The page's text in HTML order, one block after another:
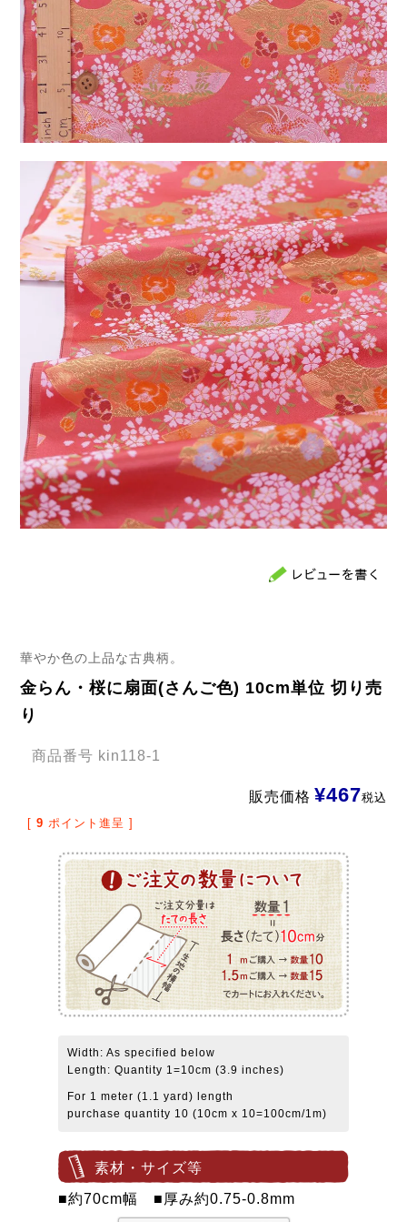
華やか色の上品な古典柄。
金らん・桜に扇面(さんご色) 10cm単位 切り売
り
商品番号 kin118-1
販売価格 ¥467税込
[ 9 ポイント進呈 ]
Width: As specified below
Length: Quantity 1=10cm (3.9 inches)
For 1 meter (1.1 yard) length
purchase quantity 10 (10cm x 10=100cm/1m)
素材・サイズ等
■約70cm幅 ■厚み約0.75-0.8mm